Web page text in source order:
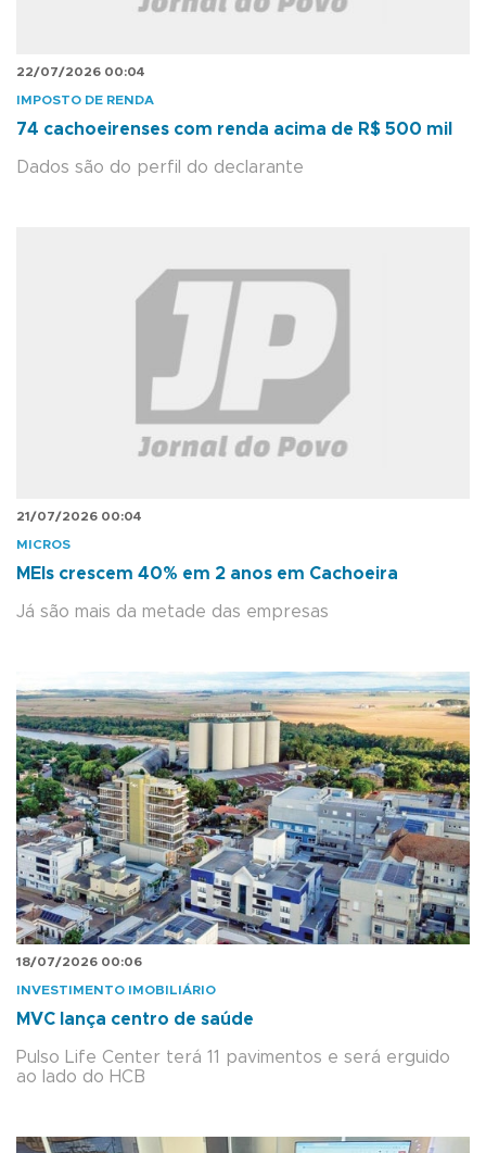
22/07/2026 00:04
IMPOSTO DE RENDA
74 cachoeirenses com renda acima de R$ 500 mil
Dados são do perfil do declarante
21/07/2026 00:04
MICROS
MEIs crescem 40% em 2 anos em Cachoeira
Já são mais da metade das empresas
18/07/2026 00:06
INVESTIMENTO IMOBILIÁRIO
MVC lança centro de saúde
Pulso Life Center terá 11 pavimentos e será erguido
ao lado do HCB